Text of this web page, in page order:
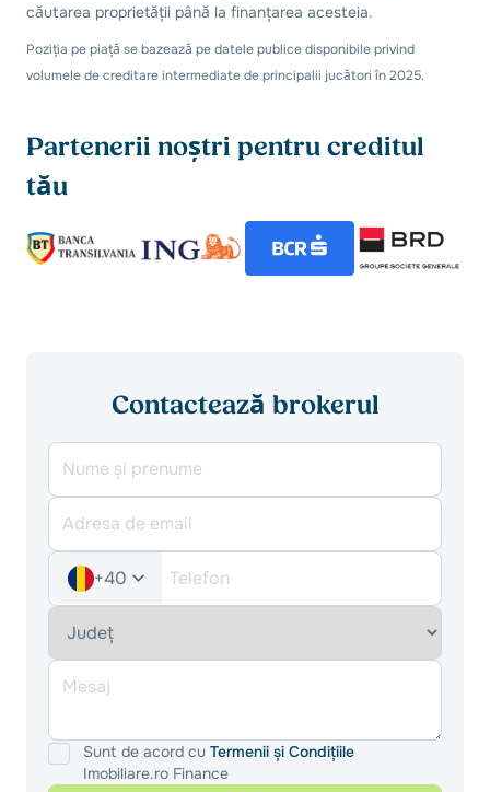
căutarea proprietății până la finanțarea acesteia.
Poziția pe piață se bazează pe datele publice disponibile privind
volumele de creditare intermediate de principalii jucători în 2025.
Partenerii noștri pentru creditul
tău
Contactează brokerul
+40
Sunt de acord cu Termenii și Condițiile
Imobiliare.ro Finance